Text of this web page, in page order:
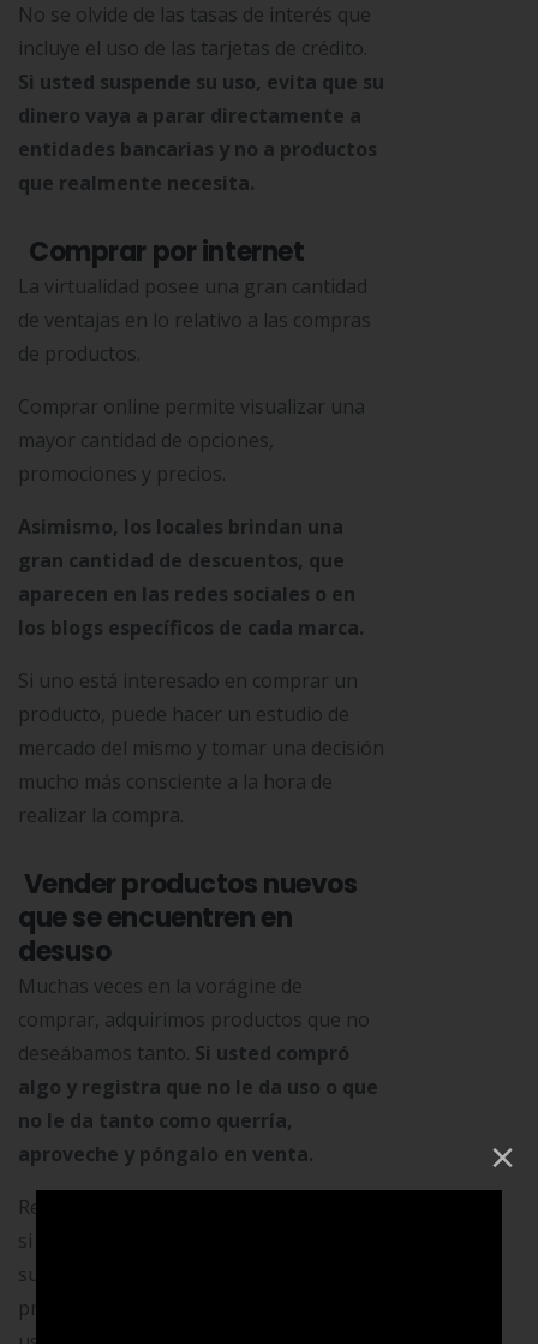
No se olvide de las tasas de interés que
incluye el uso de las tarjetas de crédito.
Si usted suspende su uso, evita que su
dinero vaya a parar directamente a
entidades bancarias y no a productos
que realmente necesita.
Comprar por internet
La virtualidad posee una gran cantidad
de ventajas en lo relativo a las compras
de productos.
Comprar online permite visualizar una
mayor cantidad de opciones,
promociones y precios.
Asimismo, los locales brindan una
gran cantidad de descuentos, que
aparecen en las redes sociales o en
los blogs específicos de cada marca.
Si uno está interesado en comprar un
producto, puede hacer un estudio de
mercado del mismo y tomar una decisión
mucho más consciente a la hora de
realizar la compra.
Vender productos nuevos
que se encuentren en
desuso
Muchas veces en la vorágine de
comprar, adquirimos productos que no
deseábamos tanto. Si usted compró
algo y registra que no le da uso o que
no le da tanto como querría,
aproveche y póngalo en venta.
Realice un estudio de mercado para ver
si el producto que compró sufrió una
suba de precios. En tal caso evalúe su
precio de venta, contemplando
×